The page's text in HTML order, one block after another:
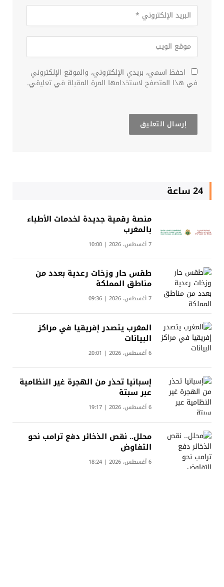
احفظ اسمي، بريدي الإلكتروني، والموقع الإلكتروني
في هذا المتصفح لاستخدامها المرة المقبلة في تعليقي.
24 ساعة
منصة رقمية جديدة لخدمات الأطباء
بالمغرب
7 أغسطس، 2026 | 10:00
طقس حار وزخات رعدية بعدد من
مناطق المملكة
7 أغسطس، 2026 | 09:36
المغرب يتصدر إفريقيا في مراكز
البيانات
6 أغسطس، 2026 | 20:01
إسبانيا تحذر من الهجرة غير النظامية
عبر سبتة
6 أغسطس، 2026 | 19:17
محلل.. نقص الذخائر دفع ترامب نحو
التفاوض
6 أغسطس، 2026 | 18:24